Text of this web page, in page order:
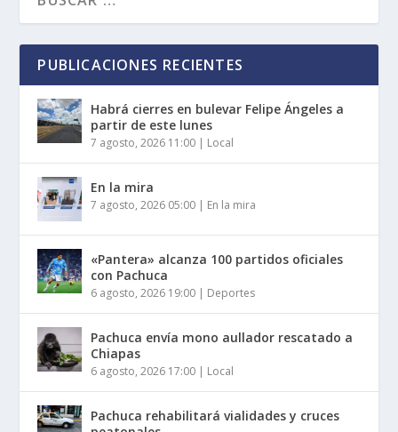
PUBLICACIONES RECIENTES
Habrá cierres en bulevar Felipe Ángeles a
partir de este lunes
7 agosto, 2026 11:00 | Local
En la mira
7 agosto, 2026 05:00 | En la mira
«Pantera» alcanza 100 partidos oficiales
con Pachuca
6 agosto, 2026 19:00 | Deportes
Pachuca envía mono aullador rescatado a
Chiapas
6 agosto, 2026 17:00 | Local
Pachuca rehabilitará vialidades y cruces